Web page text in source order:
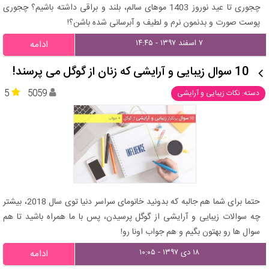
چجوری تا عید نوروز 1403 موهای سالم، بلند و براقی داشته باشیم؟ چجوری
پوست صورت و بدنمون نرم و لطیف و آبرسانی شده باشن؟!
۷ اسفند ۱۳۹۷ - ۱۴:۴۵ ادامه
10 سوال زیبایی و آرایشی که زنان از گوگل می پرسند!
دسته: نکات زیبایی و آرایشی 5 5059
حتما برای شما هم جالبه که بدونید خانومای سراسر دنیا توی سال 2018، بیشتر
چه سوالات زیبایی و آرایشی از گوگل پرسیدن، پس با ما همراه باشید تا هم
سوال ها رو بهتون بگیم و هم جواب اونا رو!
۱۸ دی ۱۳۹۷ - ۱۰:۰۵ ادامه